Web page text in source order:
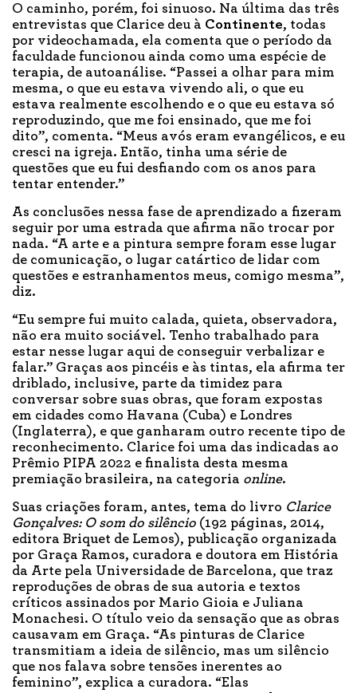
O caminho, porém, foi sinuoso. Na última das três
entrevistas que Clarice deu à Continente, todas
por videochamada, ela comenta que o período da
faculdade funcionou ainda como uma espécie de
terapia, de autoanálise. “Passei a olhar para mim
mesma, o que eu estava vivendo ali, o que eu
estava realmente escolhendo e o que eu estava só
reproduzindo, que me foi ensinado, que me foi
dito”, comenta. “Meus avós eram evangélicos, e eu
cresci na igreja. Então, tinha uma série de
questões que eu fui desfiando com os anos para
tentar entender.”
As conclusões nessa fase de aprendizado a fizeram
seguir por uma estrada que afirma não trocar por
nada. “A arte e a pintura sempre foram esse lugar
de comunicação, o lugar catártico de lidar com
questões e estranhamentos meus, comigo mesma”,
diz.
“Eu sempre fui muito calada, quieta, observadora,
não era muito sociável. Tenho trabalhado para
estar nesse lugar aqui de conseguir verbalizar e
falar.” Graças aos pincéis e às tintas, ela afirma ter
driblado, inclusive, parte da timidez para
conversar sobre suas obras, que foram expostas
em cidades como Havana (Cuba) e Londres
(Inglaterra), e que ganharam outro recente tipo de
reconhecimento. Clarice foi uma das indicadas ao
Prêmio PIPA 2022 e finalista desta mesma
premiação brasileira, na categoria online.
Suas criações foram, antes, tema do livro Clarice
Gonçalves: O som do silêncio (192 páginas, 2014,
editora Briquet de Lemos), publicação organizada
por Graça Ramos, curadora e doutora em História
da Arte pela Universidade de Barcelona, que traz
reproduções de obras de sua autoria e textos
críticos assinados por Mario Gioia e Juliana
Monachesi. O título veio da sensação que as obras
causavam em Graça. “As pinturas de Clarice
transmitiam a ideia de silêncio, mas um silêncio
que nos falava sobre tensões inerentes ao
feminino”, explica a curadora. “Elas